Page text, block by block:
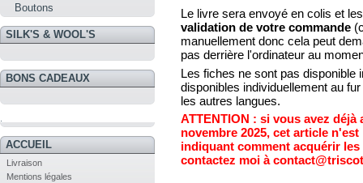
Boutons
SILK'S & WOOL'S
BONS CADEAUX
ACCUEIL
Livraison
Mentions légales
Le livre sera envoyé en colis et
validation de votre commande
manuellement donc cela peut
pas derrière l'ordinateur au
Les fiches ne sont pas disponible
disponibles individuellement au
les autres langues.
ATTENTION : si vous avez
novembre 2025, cet article
indiquant comment acquérir
contactez moi à